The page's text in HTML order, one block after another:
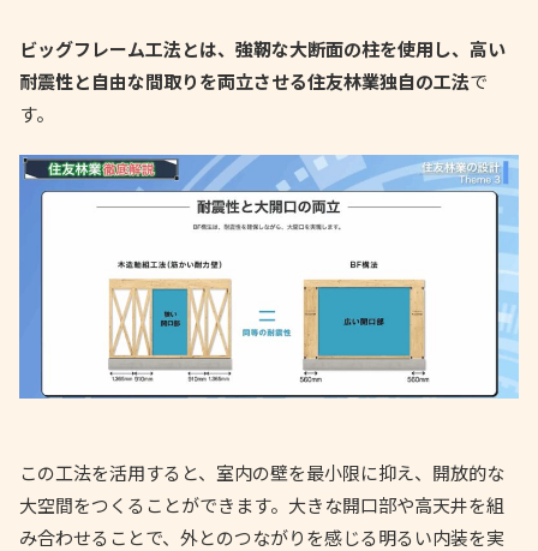
ビッグフレーム工法とは、強靭な大断面の柱を使用し、高い
耐震性と自由な間取りを両立させる住友林業独自の工法で
す。
この工法を活用すると、室内の壁を最小限に抑え、開放的な
大空間をつくることができます。大きな開口部や高天井を組
み合わせることで、外とのつながりを感じる明るい内装を実